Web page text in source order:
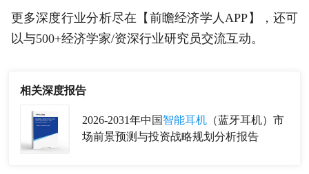
更多深度行业分析尽在【前瞻经济学人APP】，还可
以与500+经济学家/资深行业研究员交流互动。
相关深度报告
2026-2031年中国 智能耳机 （蓝牙耳机）市
场前景预测与投资战略规划分析报告